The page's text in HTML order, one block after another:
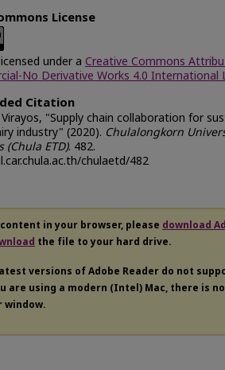
License
under a Creative Commons
No Derivative Works 4.0 International
Citation
"Supply chain collaboration for
industry" (2020). Chulalongkorn
(Chula ETD). 482.
chulaetd/482
in your browser, please download
the file to your hard drive.
versions of Adobe Reader do not
are using a modern (Intel) Mac, there is
window.